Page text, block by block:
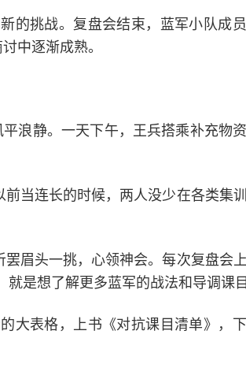
的挑战。复盘会结束，蓝军小队成
中逐渐成熟。
浪静。一天下午，王兵搭乘补充物
当连长的时候，两人没少在各类集
眉头一挑，心领神会。每次复盘会
是想了解更多蓝军的战法和导调课目
大表格，上书《对抗课目清单》，